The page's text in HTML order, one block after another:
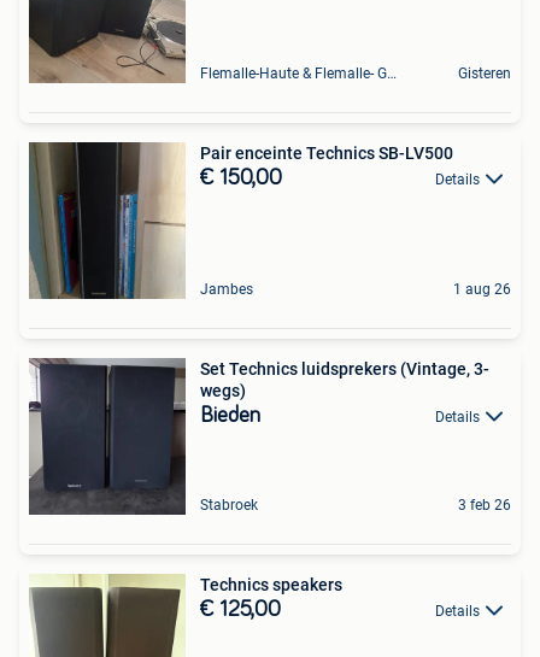
Flemalle-Haute & Flemalle- Grande & Partie Awirs Gisteren
Pair enceinte Technics SB-LV500
€ 150,00 Details
Jambes 1 aug 26
Set Technics luidsprekers (Vintage, 3-
wegs)
Bieden Details
Stabroek 3 feb 26
Technics speakers
€ 125,00 Details